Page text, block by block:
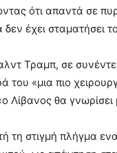
ότι απαντά σε
έχει σταματήσει
Τραμπ, σε
«μια πιο
Λίβανος θα
τη στιγμή πλήγμα